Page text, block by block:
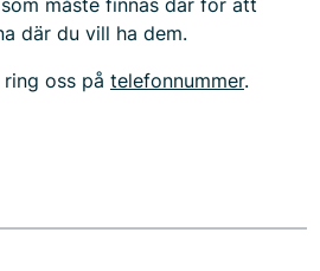
måste finnas där för att
där du vill ha dem.
oss på telefonnummer.